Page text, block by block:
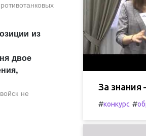
из
двое
не
За
#конкурс #